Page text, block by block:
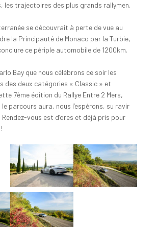
les trajectoires des plus grands rallymen.
se découvrait à perte de vue au
la Principauté de Monaco par la Turbie,
ce périple automobile de 1200km.
Bay que nous célébrons ce soir les
des deux catégories « Classic » et
7ème édition du Rallye Entre 2 Mers,
parcours aura, nous l’espérons, su ravir
vous est d’ores et déjà pris pour